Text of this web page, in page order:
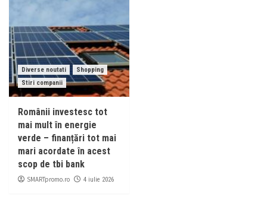
Diverse noutati
Shopping
Stiri companii
Românii investesc tot
mai mult în energie
verde – finanțări tot mai
mari acordate în acest
scop de tbi bank
SMARTpromo.ro 4 iulie 2026